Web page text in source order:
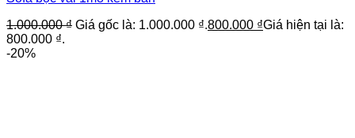
1.000.000₫ Giá gốc là: 1.000.000 ₫.800.000 ₫Giá hiện tại là:
800.000 ₫.
-20%